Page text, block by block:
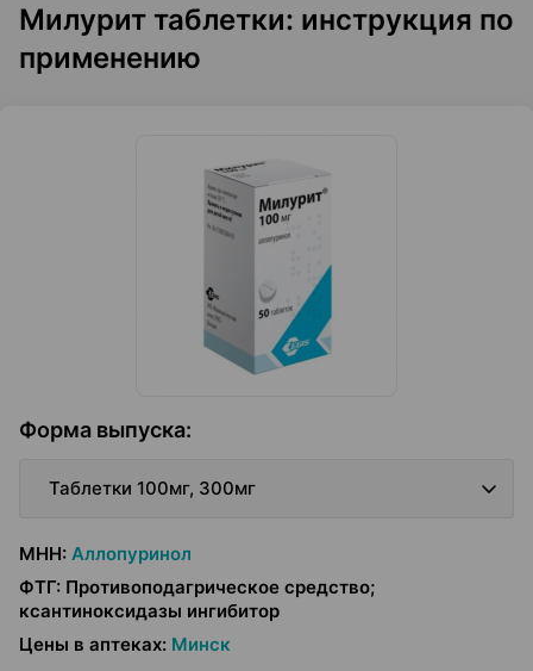
Милурит таблетки: инструкция по
применению
Форма выпуска:
Таблетки 100мг, 300мг
МНН: Аллопуринол
ФТГ: Противоподагрическое средство;
ксантиноксидазы ингибитор
Цены в аптеках: Минск